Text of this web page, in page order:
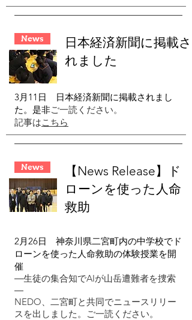
News 日本経済新聞に掲載さ
れました
3月11日 日本経済新聞に掲載されまし
た。是非ご一読ください。
​記事はこちら
News
【News Release】ド
ローンを使った人命
救助
2月26日 神奈川県二宮町内の中学校でド
ローンを使った人命救助の体験授業を開
催
―生徒の集合知でAIが山岳遭難者を捜索
―
NEDO​、二宮町と共同でニュースリリー
スを出しました。ご一読ください。